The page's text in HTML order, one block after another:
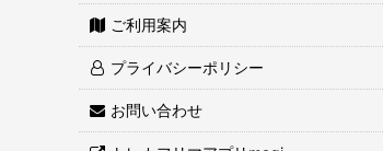
ご利用案内
プライバシーポリシー
お問い合わせ